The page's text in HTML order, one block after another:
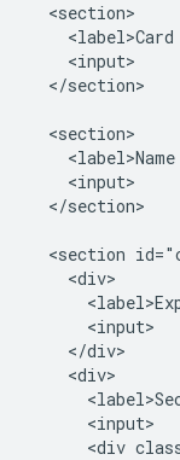
  <section>
    <input>
  </section>
  <section>
    <input>
  </section>
<section
    <div>
      <input>
    </div>
    <div>
      <input>
<div